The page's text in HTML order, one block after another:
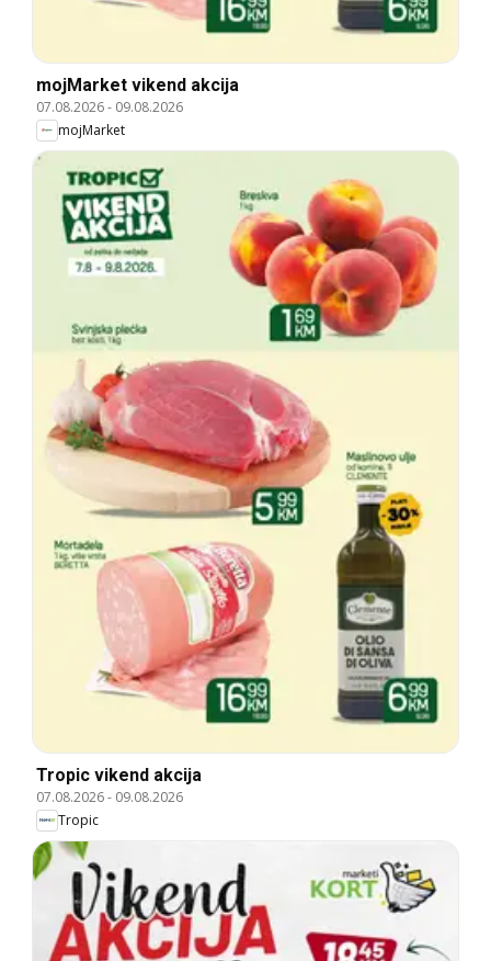
mojMarket vikend akcija
07.08.2026- 09.08.2026
mojMarket
Tropic vikend akcija
07.08.2026- 09.08.2026
Tropic